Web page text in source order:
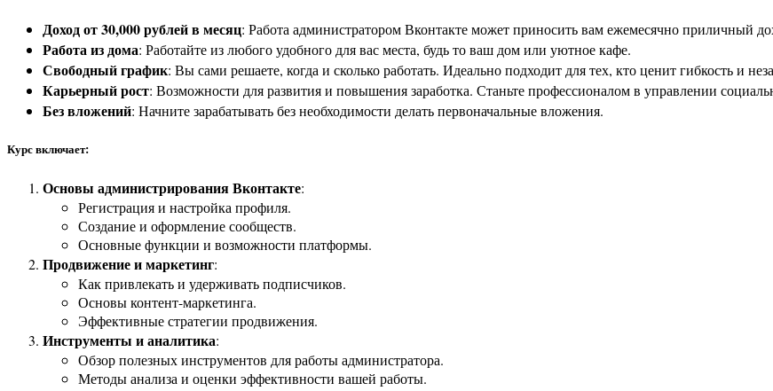
Доход от 30,000 рублей в месяц: Работа администратором Вконтакте может приносить вам ежемесячно приличный
Работа из дома: Работайте из любого удобного для вас места, будь то ваш дом или уютное кафе.
Свободный график: Вы сами решаете, когда и сколько работать. Идеально подходит для тех, кто ценит гибкость и
Карьерный рост: Возможности для развития и повышения заработка. Станьте профессионалом в управлении
Без вложений: Начните зарабатывать без необходимости делать первоначальные вложения.
Курс включает:
Основы администрирования Вконтакте:
Регистрация и настройка профиля.
Создание и оформление сообществ.
Основные функции и возможности платформы.
Продвижение и маркетинг:
Как привлекать и удерживать подписчиков.
Основы контент-маркетинга.
Эффективные стратегии продвижения.
Инструменты и аналитика:
Обзор полезных инструментов для работы администратора.
Методы анализа и оценки эффективности вашей работы.